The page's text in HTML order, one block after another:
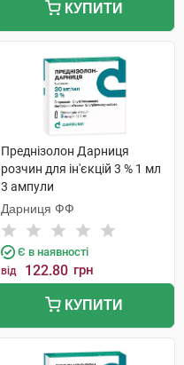
КУПИТИ
Преднізолон Дарниця
розчин для ін'єкцій 3 % 1 мл
3 ампули
Дарниця ФФ
Є в наявності
від 122.80 грн
КУПИТИ